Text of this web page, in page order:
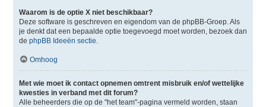
Waarom is de optie X niet beschikbaar?
Deze software is geschreven en eigendom van de phpBB-Groep. Als
je denkt dat een bepaalde optie toegevoegd moet worden, bezoek dan
de phpBB Ideeën sectie.
Omhoog
Met wie moet ik contact opnemen omtrent misbruik en/of wettelijke
kwesties in verband met dit forum?
Alle beheerders die op de "het team"-pagina vermeld worden, staan